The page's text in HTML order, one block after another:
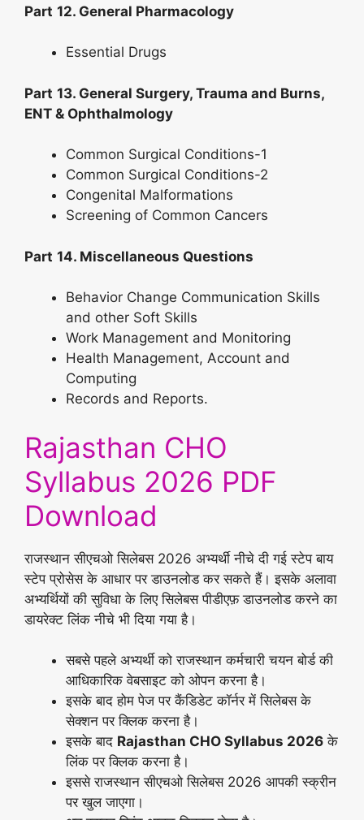
Part 12. General Pharmacology
Essential Drugs
Part 13. General Surgery, Trauma and Burns,
ENT & Ophthalmology
Common Surgical Conditions-1
Common Surgical Conditions-2
Congenital Malformations
Screening of Common Cancers
Part 14. Miscellaneous Questions
Behavior Change Communication Skills
and other Soft Skills
Work Management and Monitoring
Health Management, Account and
Computing
Records and Reports.
Rajasthan CHO
Syllabus 2026 PDF
Download
राजस्थान सीएचओ सिलेबस 2026 अभ्यर्थी नीचे दी गई स्टेप बाय
स्टेप प्रोसेस के आधार पर डाउनलोड कर सकते हैं। इसके अलावा
अभ्यर्थियों की सुविधा के लिए सिलेबस पीडीएफ़ डाउनलोड करने का
डायरेक्ट लिंक नीचे भी दिया गया है।
सबसे पहले अभ्यर्थी को राजस्थान कर्मचारी चयन बोर्ड की
आधिकारिक वेबसाइट को ओपन करना है।
इसके बाद होम पेज पर कैंडिडेट कॉर्नर में सिलेबस के
सेक्शन पर क्लिक करना है।
इसके बाद Rajasthan CHO Syllabus 2026 के
लिंक पर क्लिक करना है।
इससे राजस्थान सीएचओ सिलेबस 2026 आपकी स्क्रीन
पर खुल जाएगा।